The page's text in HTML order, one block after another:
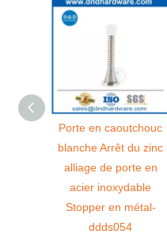
Porte en caoutchouc
blanche Arrêt du zinc
alliage de porte en
acier inoxydable
Stopper en métal-
ddds054